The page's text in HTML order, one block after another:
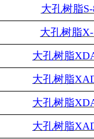
大孔树脂
大孔树脂
大孔树脂
大孔树脂
大孔树脂
大孔树脂